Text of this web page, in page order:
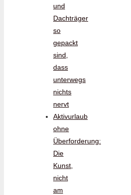
und
Dachträger
so
gepackt
sind,
dass
unterwegs
nichts
nervt
Aktivurlaub
ohne
Überforderung:
Die
Kunst,
nicht
am